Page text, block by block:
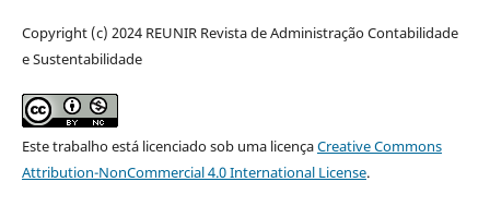
Copyright (c) 2024 REUNIR Revista de Administração Contabilidade
e Sustentabilidade
Este trabalho está licenciado sob uma licençaCreative Commons
Attribution-NonCommercial 4.0 International License.